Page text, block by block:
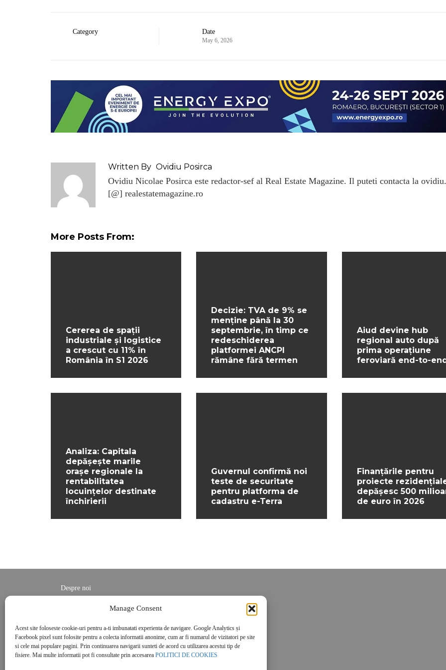
Manage Consent
Acest site foloseste cookie-uri pentru a-ti imbunatati experienta de navigare. Google Analytics și
Facebook pixel sunt folosite pentru a colecta informatii anonime, cum ar fi numarul de vizitatori pe site
si cele mai populare pagini. Prin continuarea navigarii sunteti de acord cu utilizarea acestui tip de
fisiere. Mai multe informatii pot fi consultate prin accesarea POLITICI DE COOKIES
Category Date
May 6, 2026
Written By Ovidiu Posirca
Ovidiu Nicolae Posirca este redactor-sef al Real Estate Magazine. Il puteti contacta la
[@] realestatemagazine.ro
More Posts From:
Cererea de spații
industriale și logistice
a crescut cu 11% în
România în S1 2026
Decizie: TVA de 9% se
menține până la 30
septembrie, în timp ce
redeschiderea
platformei ANCPI
rămâne fără termen
Aiud devine hub
regional auto după
prima operațiune
feroviară end-to-
Analiza: Capitala
depășește marile
orașe regionale la
rentabilitatea
locuințelor destinate
închirierii
Guvernul confirmă noi
teste de securitate
pentru platforma de
cadastru e-Terra
Finanțările pentru
proiecte
depășesc 500
de euro în 2026
Despre noi
Politica de cookies